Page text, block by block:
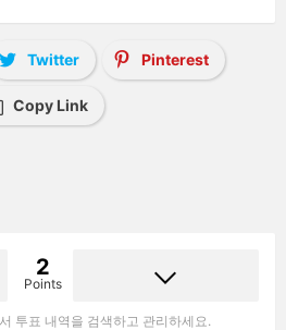
Twitter Pinterest
Copy Link
2
Points
투표 내역을 검색하고 관리하세요.